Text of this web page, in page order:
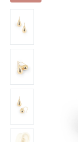
BIJOUX
OUTLET
NOS